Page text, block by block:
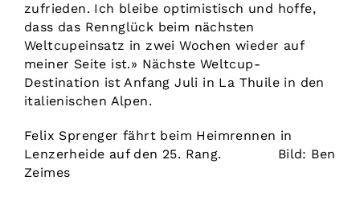
zufrieden. Ich bleibe optimis­tisch und hoffe,
dass das Rennglück beim nächsten
Weltcupeinsatz in zwei Wochen wieder auf
meiner Seite ist.» Nächste Weltcup-
Destination ist Anfang Juli in La Thuile in den
italienischen Alpen.
Felix Sprenger fährt beim Heimrennen in
Lenzerheide auf den 25. Rang. Bild: Ben
Zeimes